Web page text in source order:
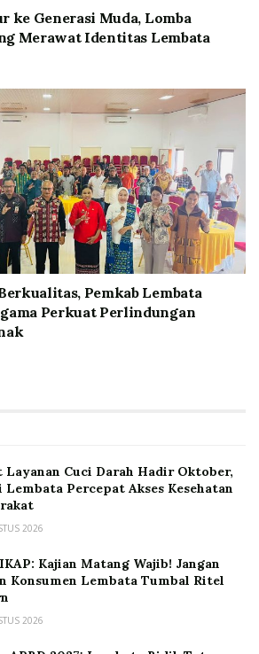
ke Generasi Muda, Lomba
Merawat Identitas Lembata
Pemkab Lembata
Perkuat Perlindungan
Layanan Cuci Darah Hadir Oktober,
Lembata Percepat Akses Kesehatan
2026
Kajian Matang Wajib! Jangan
Konsumen Lembata Tumbal Ritel
2026